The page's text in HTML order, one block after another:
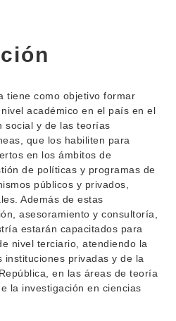
tiene como objetivo formar
académico en el país en el
social y de las teorías
que los habiliten para
en los ámbitos de
de políticas y programas de
públicos y privados,
Además de estas
asesoramiento y consultoría,
estarán capacitados para
nivel terciario, atendiendo la
instituciones privadas y de la
en las áreas de teoría
la investigación en ciencias